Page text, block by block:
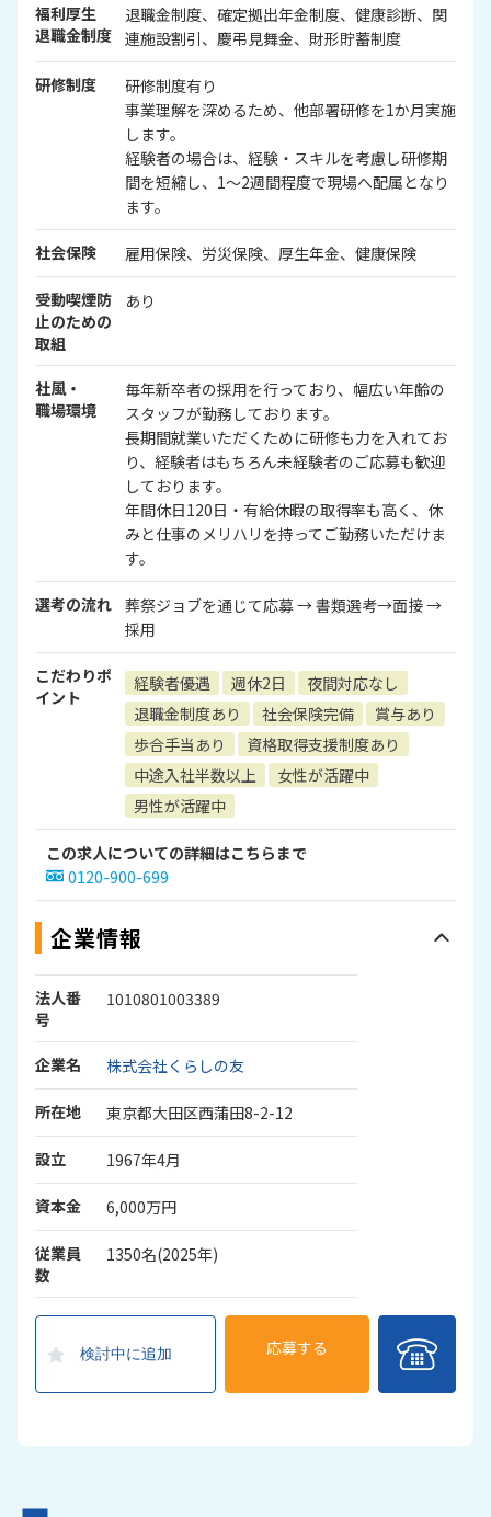
福利厚生
退職金制度
退職金制度、確定拠出年金制度、健康診断、関
連施設割引、慶弔見舞金、財形貯蓄制度
研修制度
研修制度有り
事業理解を深めるため、他部署研修を1か月実施
します。
経験者の場合は、経験・スキルを考慮し研修期
間を短縮し、1～2週間程度で現場へ配属となり
ます。
社会保険 雇用保険、労災保険、厚生年金、健康保険
受動喫煙防
止のための
取組
あり
社風・
職場環境
毎年新卒者の採用を行っており、幅広い年齢の
スタッフが勤務しております。
長期間就業いただくために研修も力を入れてお
り、経験者はもちろん未経験者のご応募も歓迎
しております。
年間休日120日・有給休暇の取得率も高く、休
みと仕事のメリハリを持ってご勤務いただけま
す。
選考の流れ 葬祭ジョブを通じて応募 → 書類選考→面接 →
採用
こだわりポ
イント
経験者優遇 週休2日
夜間対応なし
退職金制度あり
社会保険完備
賞与あり
歩合手当あり
資格取得支援制度あり
中途入社半数以上
女性が活躍中
男性が活躍中
この求人についての詳細はこちらまで
0120-900-699
企業情報
法人番
号
1010801003389
企業名 株式会社くらしの友
所在地 東京都大田区西蒲田8-2-12
設立 1967年4月
資本金 6,000万円
従業員
数
1350名(2025年)
検討中に追加 応募する